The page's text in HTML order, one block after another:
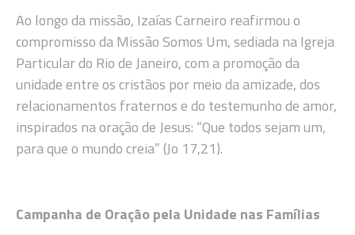
Ao longo da missão, Izaías Carneiro reafirmou o
compromisso da Missão Somos Um, sediada na Igreja
Particular do Rio de Janeiro, com a promoção da
unidade entre os cristãos por meio da amizade, dos
relacionamentos fraternos e do testemunho de amor,
inspirados na oração de Jesus: “Que todos sejam um,
para que o mundo creia” (Jo 17,21).
Campanha de Oração pela Unidade nas Famílias